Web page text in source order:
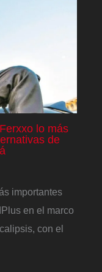
lo más
de
importantes
en el marco
con el